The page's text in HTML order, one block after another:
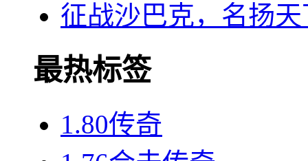
征战沙巴克，名扬
最热标签
1.80传奇